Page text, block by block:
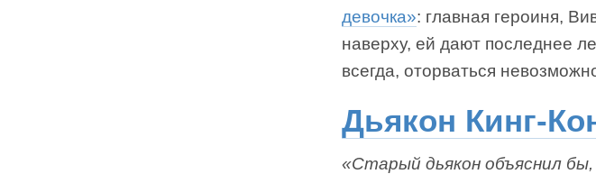
девочка»: главная героиня,
наверху, ей дают последнее
всегда, оторваться
Дьякон Кинг-
«Старый дьякон объяснил